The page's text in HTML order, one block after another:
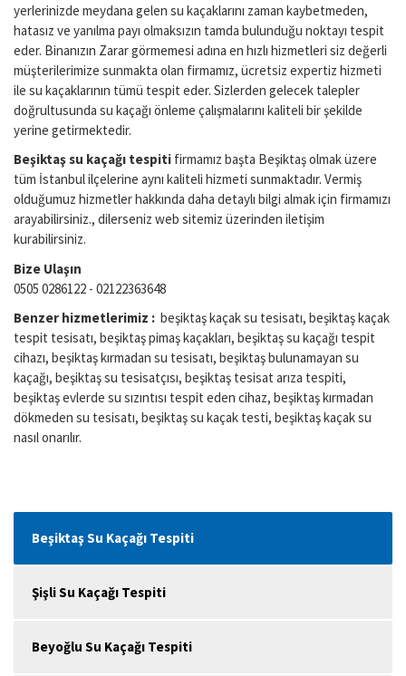
yerlerinizde meydana gelen su kaçaklarını zaman kaybetmeden,
hatasız ve yanılma payı olmaksızın tamda bulunduğu noktayı tespit
eder. Binanızın Zarar görmemesi adına en hızlı hizmetleri siz değerli
müşterilerimize sunmakta olan firmamız, ücretsiz expertiz hizmeti
ile su kaçaklarının tümü tespit eder. Sizlerden gelecek talepler
doğrultusunda su kaçağı önleme çalışmalarını kaliteli bir şekilde
yerine getirmektedir.
Beşiktaş su kaçağı tespiti firmamız başta Beşiktaş olmak üzere
tüm İstanbul ilçelerine aynı kaliteli hizmeti sunmaktadır. Vermiş
olduğumuz hizmetler hakkında daha detaylı bilgi almak için firmamızı
arayabilirsiniz., dilerseniz web sitemiz üzerinden iletişim
kurabilirsiniz.
Bize Ulaşın
0505 0286122 - 02122363648
Benzer hizmetlerimiz : beşiktaş kaçak su tesisatı, beşiktaş kaçak
tespit tesisatı, beşiktaş pimaş kaçakları, beşiktaş su kaçağı tespit
cihazı, beşiktaş kırmadan su tesisatı, beşiktaş bulunamayan su
kaçağı, beşiktaş su tesisatçısı, beşiktaş tesisat arıza tespiti,
beşiktaş evlerde su sızıntısı tespit eden cihaz, beşiktaş kırmadan
dökmeden su tesisatı, beşiktaş su kaçak testi, beşiktaş kaçak su
nasıl onarılır.
Beşiktaş Su Kaçağı Tespiti
Şişli Su Kaçağı Tespiti
Beyoğlu Su Kaçağı Tespiti